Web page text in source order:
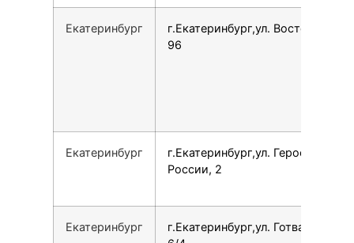
Екатеринбург
г.Екатеринбург,ул. Восточная,
96
Екатеринбург
г.Екатеринбург,ул. Героев
России, 2
Екатеринбург
г.Екатеринбург,ул. Готвальда,